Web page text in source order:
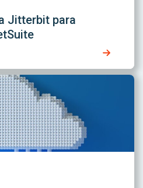
Jitterbit para